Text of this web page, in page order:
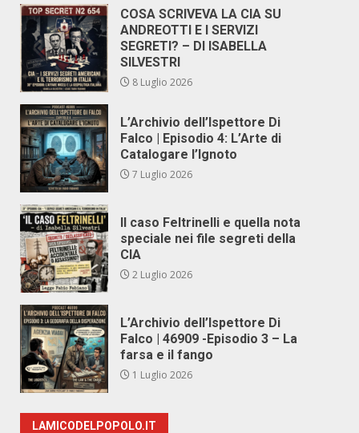
COSA SCRIVEVA LA CIA SU
ANDREOTTI E I SERVIZI
SEGRETI? – DI ISABELLA
SILVESTRI
8 Luglio 2026
L’Archivio dell’Ispettore Di
Falco | Episodio 4: L’Arte di
Catalogare l’Ignoto
7 Luglio 2026
Il caso Feltrinelli e quella nota
speciale nei file segreti della
CIA
2 Luglio 2026
L’Archivio dell’Ispettore Di
Falco | 46909 -Episodio 3 – La
farsa e il fango
1 Luglio 2026
LAMICODELPOPOLO.IT